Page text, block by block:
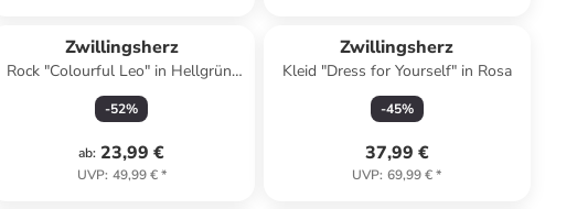
Zwillingsherz
Rock "Colourful Leo" in Hellgrün/
Grün/ Pink
-52%
ab: 23,99 €
UVP: 49,99 €*
Zwillingsherz
Kleid "Dress for Yourself" in Rosa
-45%
37,99 €
UVP: 69,99 €*